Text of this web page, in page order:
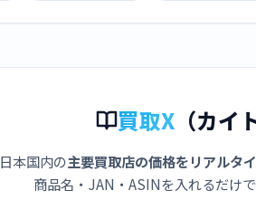
ーン 9000
ン HX9911/67 ホ
買取X （カ
日本国内の主要買取店の価格をリアルタ
商品名・JAN・ASINを入れるだけ